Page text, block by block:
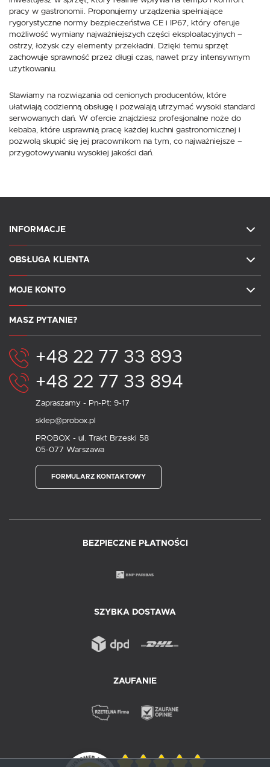
pracy w gastronomii. Proponujemy urządzenia spełniające
rygorystyczne normy bezpieczeństwa CE i IP67, który oferuje
możliwość wymiany najważniejszych części eksploatacyjnych –
ostrzy, łożysk czy elementy przekładni. Dzięki temu sprzęt
zachowuje sprawność przez długi czas, nawet przy intensywnym
użytkowaniu.
Stawiamy na rozwiązania od cenionych producentów, które
ułatwiają codzienną obsługę i pozwalają utrzymać wysoki standard
serwowanych dań. W ofercie znajdziesz profesjonalne noże do
kebaba, które usprawnią pracę każdej kuchni gastronomicznej i
pozwolą skupić się jej pracownikom na tym, co najważniejsze –
przygotowywaniu wysokiej jakości dań.
INFORMACJE
OBSŁUGA KLIENTA
MOJE KONTO
MASZ PYTANIE?
+48 22 77 33 893
+48 22 77 33 894
Zapraszamy - Pn-Pt: 9-17
sklep@probox.pl
PROBOX - ul. Trakt Brzeski 58
05-077 Warszawa
FORMULARZ KONTAKTOWY
BEZPIECZNE PŁATNOŚCI
SZYBKA DOSTAWA
ZAUFANIE